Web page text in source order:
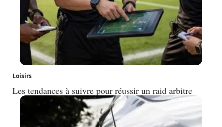
Loisirs
Les tendances à suivre pour réussir un raid arbitre